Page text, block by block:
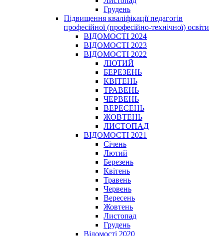
Грудень
Підвищення кваліфікації педагогів
професійної (професійно-технічної) освіти
ВІДОМОСТІ 2024
ВІДОМОСТІ 2023
ВІДОМОСТІ 2022
ЛЮТИЙ
БЕРЕЗЕНЬ
КВІТЕНЬ
ТРАВЕНЬ
ЧЕРВЕНЬ
ВЕРЕСЕНЬ
ЖОВТЕНЬ
ЛИСТОПАД
ВІДОМОСТІ 2021
Січень
Лютий
Березень
Квітень
Травень
Червень
Вересень
Жовтень
Листопад
Грудень
Відомості 2020